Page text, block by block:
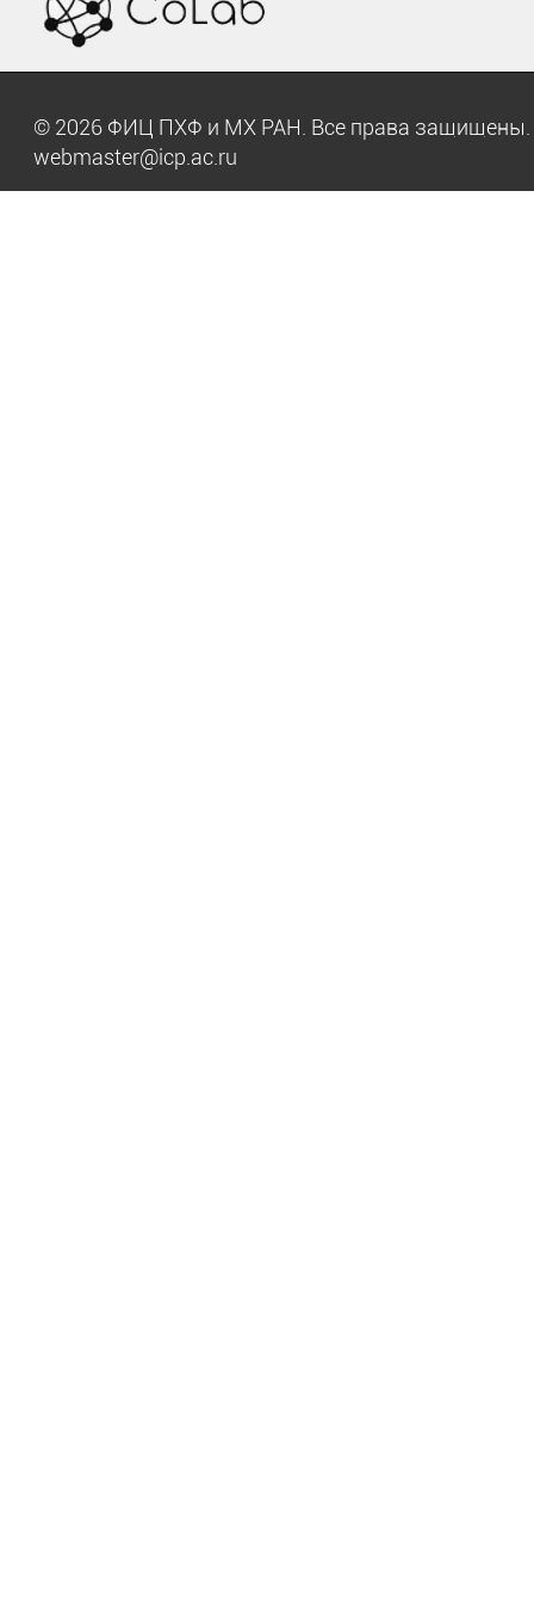
© 2026 ФИЦ ПХФ и МХ РАН. Все права
webmaster@icp.ac.ru